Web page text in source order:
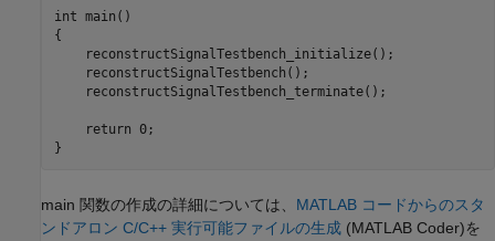
int main()
{
    reconstructSignalTestbench_initialize();
    reconstructSignalTestbench();
    reconstructSignalTestbench_terminate();
    return 0;
main 関数の作成の詳細については、 MATLAB コードからのスタ
ンドアロン C/C++ 実行可能ファイルの生成 (MATLAB Coder)を